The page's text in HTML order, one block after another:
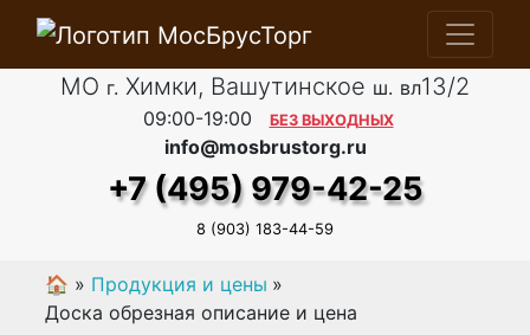
МО г. Химки, Вашутинское ш. вл13/2
09:00-19:00 БЕЗ ВЫХОДНЫХ
info@mosbrustorg.ru
+7 (495) 979-42-25
8 (903) 183-44-59
🏠 » Продукция и цены »
Доска обрезная описание и цена